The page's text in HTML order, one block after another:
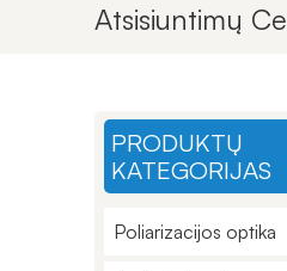
Atsisiuntimų
PRODUKTŲ
KATEGORIJAS
Poliarizacijos optika